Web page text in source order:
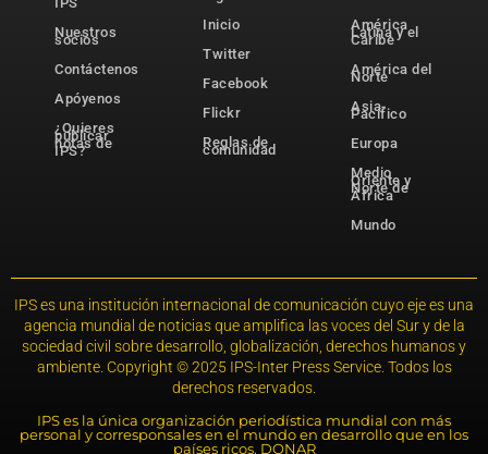
Nuestros
socios
Contáctenos
Apóyenos
¿Quieres
publicar
notas de
IPS?
Inicio
Twitter
Facebook
Flickr
Reglas de
comunidad
América
Latina y el
Caribe
América del
Norte
Asia-
Pacífico
Europa
Medio
Oriente y
Norte de
África
Mundo
IPS es una institución internacional de comunicación cuyo eje es una
agencia mundial de noticias que amplifica las voces del Sur y de la
sociedad civil sobre desarrollo, globalización, derechos humanos y
ambiente. Copyright © 2025 IPS-Inter Press Service. Todos los
derechos reservados.
IPS es la única organización periodística mundial con más
personal y corresponsales en el mundo en desarrollo que en los
países ricos. DONAR